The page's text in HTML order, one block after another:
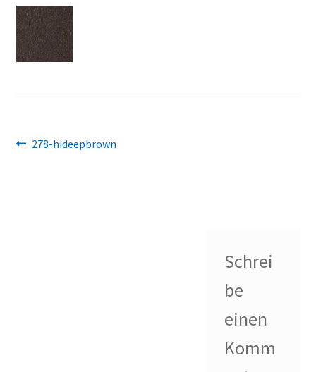
Beitragsnavigation
Vorheriger
278-hideepbrown
Schrei
be
einen
Komm